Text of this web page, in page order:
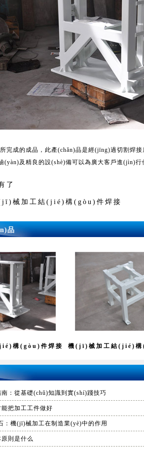
完成的成品，此產(chǎn)品是經(jīng)過切割焊接
(yàn)及精良的設(shè)備可以為廣大客戶進
了
械加工結(jié)構(gòu)件焊接
品
構(gòu)件焊接 機(jī)械加工結(jié)構
：從基礎(chǔ)知識到實(shí)踐技巧
把加工工件做好
：機(jī)械加工在制造業(yè)中的作用
則是什么